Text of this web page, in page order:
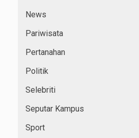
News
Pariwisata
Pertanahan
Politik
Selebriti
Seputar Kampus
Sport